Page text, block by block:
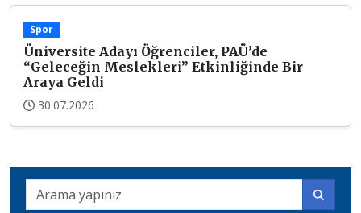
Spor
Üniversite Adayı Öğrenciler, PAÜ’de
“Geleceğin Meslekleri” Etkinliğinde Bir
Araya Geldi
30.07.2026